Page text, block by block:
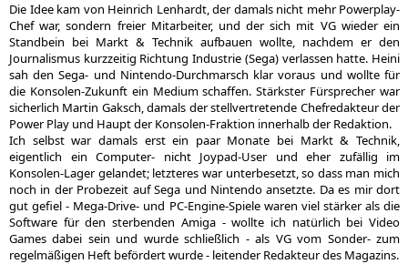
Die Idee kam von Heinrich Lenhardt, der damals nicht mehr Powerplay-
Chef war, sondern freier Mitarbeiter, und der sich mit VG wieder ein
Standbein bei Markt & Technik aufbauen wollte, nachdem er den
Journalismus kurzzeitig Richtung Industrie (Sega) verlassen hatte. Heini
sah den Sega- und Nintendo-Durchmarsch klar voraus und wollte für
die Konsolen-Zukunft ein Medium schaffen. Stärkster Fürsprecher war
sicherlich Martin Gaksch, damals der stellvertretende Chefredakteur der
Power Play und Haupt der Konsolen-Fraktion innerhalb der Redaktion.
Ich selbst war damals erst ein paar Monate bei Markt & Technik,
eigentlich ein Computer- nicht Joypad-User und eher zufällig im
Konsolen-Lager gelandet; letzteres war unterbesetzt, so dass man mich
noch in der Probezeit auf Sega und Nintendo ansetzte. Da es mir dort
gut gefiel - Mega-Drive- und PC-Engine-Spiele waren viel stärker als die
Software für den sterbenden Amiga - wollte ich natürlich bei Video
Games dabei sein und wurde schließlich - als VG vom Sonder- zum
regelmäßigen Heft befördert wurde - leitender Redakteur des Magazins.